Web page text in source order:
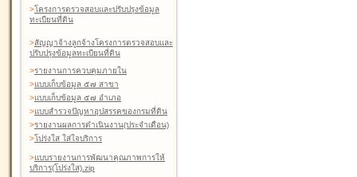
>โครงการตรวจสอบและปรับปรุงข้อมูล
ทะเบียนที่ดิน
>สัญญาจ้างลูกจ้างโครงการตรวจสอบและ
ปรับปรุงข้อมูลทะเบียนที่ดิน
>รายงานการควบคุมภายใน
>แบบเก็บข้อมูล ๕๗ สาขา
>แบบเก็บข้อมูล ๕๗ อำเภอ
>แบบสำรวจปัญหาอุปสรรคของกรมที่ดิน
>รายงานผลการดำเนินงาน(ประจำเดือน)
>โปร่งใส ใส่ใจบริการ
>แบบรายงานการพัฒนาคุณภาพการให้
บริการ(โปร่งใส).zip